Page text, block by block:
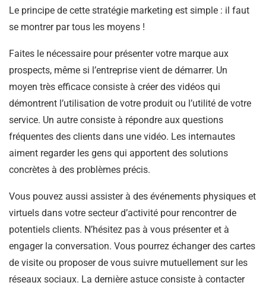
Le principe de cette stratégie marketing est simple : il faut
se montrer par tous les moyens !
Faites le nécessaire pour présenter votre marque aux
prospects, même si l’entreprise vient de démarrer. Un
moyen très efficace consiste à créer des vidéos qui
démontrent l’utilisation de votre produit ou l’utilité de votre
service. Un autre consiste à répondre aux questions
fréquentes des clients dans une vidéo. Les internautes
aiment regarder les gens qui apportent des solutions
concrètes à des problèmes précis.
Vous pouvez aussi assister à des événements physiques et
virtuels dans votre secteur d’activité pour rencontrer de
potentiels clients. N’hésitez pas à vous présenter et à
engager la conversation. Vous pourrez échanger des cartes
de visite ou proposer de vous suivre mutuellement sur les
réseaux sociaux. La dernière astuce consiste à contacter